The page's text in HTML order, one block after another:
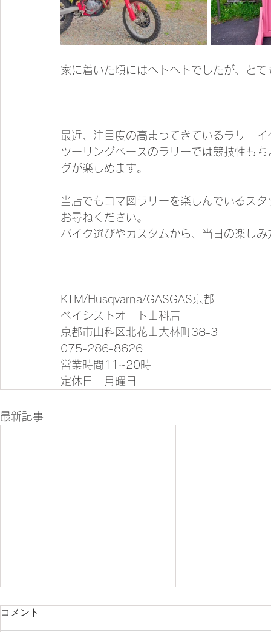
家に着いた頃にはヘトヘトでしたが、と
最近、注目度の高まってきているラリーイ
ツーリングベースのラリーでは競技性も
グが楽しめます。
当店でもコマ図ラリーを楽しんでいるス
お尋ねください。
バイク選びやカスタムから、当日の楽し
KTM/Husqvarna/GASGAS京都
ベイシストオート山科店
京都市山科区北花山大林町38-3
075-286-8626
営業時間11~20時
定休日　月曜日
最新記事
コメント